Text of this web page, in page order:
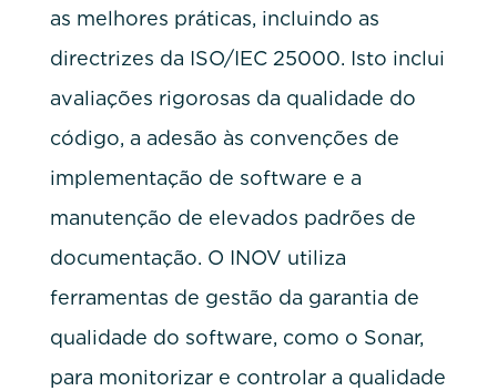
as melhores práticas, incluindo as
directrizes da ISO/IEC 25000. Isto inclui
avaliações rigorosas da qualidade do
código, a adesão às convenções de
implementação de software e a
manutenção de elevados padrões de
documentação. O INOV utiliza
ferramentas de gestão da garantia de
qualidade do software, como o Sonar,
para monitorizar e controlar a qualidade